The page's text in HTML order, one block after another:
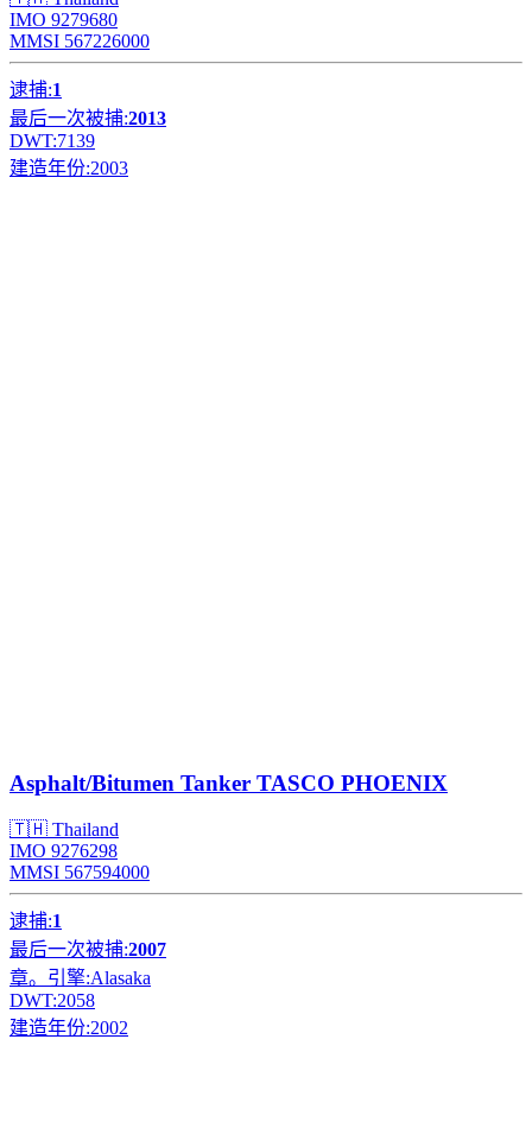
IMO 9279680
MMSI 567226000
逮捕:1
最后一次被捕:2013
DWT:7139
建造年份:2003
Asphalt/Bitumen Tanker TASCO PHOENIX
🇹🇭 Thailand
IMO 9276298
MMSI 567594000
逮捕:1
最后一次被捕:2007
章。引擎:Alasaka
DWT:2058
建造年份:2002